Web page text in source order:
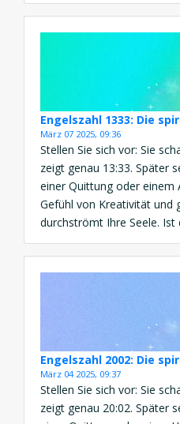
Botschaft von
Führung. […]
Engelszahl 1333: Die
März 07 2025, 09:36
Stellen Sie sich vor: Sie
zeigt genau 13:33. Später
einer Quittung oder einem
Gefühl von Kreativität und
durchströmt Ihre Seele. Ist
Bedeutung der Engelszahl
Botschaft von Neuanfang,
spirituellem Wachstum. […]
Engelszahl 2002: Die
März 04 2025, 09:37
Stellen Sie sich vor: Sie
zeigt genau 20:02. Später